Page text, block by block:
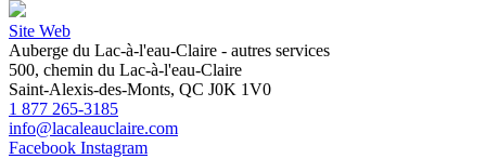
Site Web
Auberge du Lac-à-l'eau-Claire - autres services
500, chemin du Lac-à-l'eau-Claire
Saint-Alexis-des-Monts, QC J0K 1V0
1 877 265-3185
info@lacaleauclaire.com
Facebook Instagram